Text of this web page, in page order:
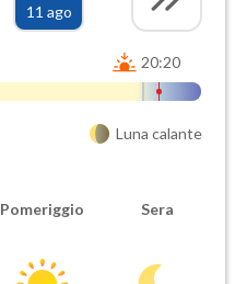
11 ago
20:20
Luna calante
Pomeriggio Sera